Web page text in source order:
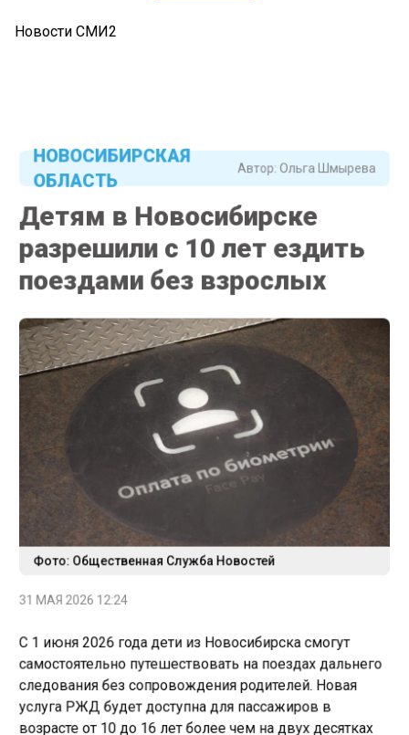
Новости СМИ2
Автор:Ольга Шмырева
ОБЛАСТЬ
Детям в Новосибирске
разрешили с 10 лет ездить
поездами без взрослых
Фото: Общественная Служба Новостей
31 МАЯ 2026 12:24
С 1 июня 2026 года дети из Новосибирска смогут
самостоятельно путешествовать на поездах дальнего
следования без сопровождения родителей. Новая
услуга РЖД будет доступна для пассажиров в
возрасте от 10 до 16 лет более чем на двух десятках